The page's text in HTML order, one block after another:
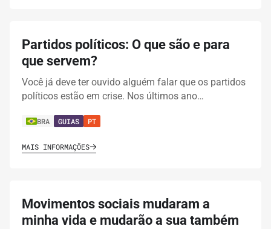
Partidos políticos: O que são e para
que servem?
Você já deve ter ouvido alguém falar que os partidos
políticos estão em crise. Nos últimos ano…
BRA GUIAS PT
MAIS INFORMAÇÕES
Movimentos sociais mudaram a
minha vida e mudarão a sua também